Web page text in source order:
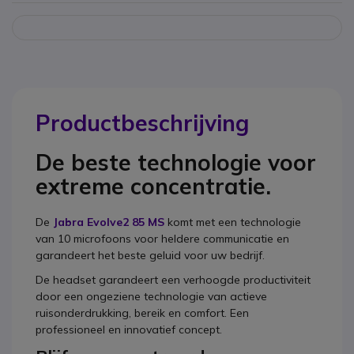
Productbeschrijving
De beste technologie voor
extreme concentratie.
De Jabra Evolve2 85 MS komt met een technologie
van 10 microfoons voor heldere communicatie en
garandeert het beste geluid voor uw bedrijf.
De headset garandeert een verhoogde productiviteit
door een ongeziene technologie van actieve
ruisonderdrukking, bereik en comfort. Een
professioneel en innovatief concept.